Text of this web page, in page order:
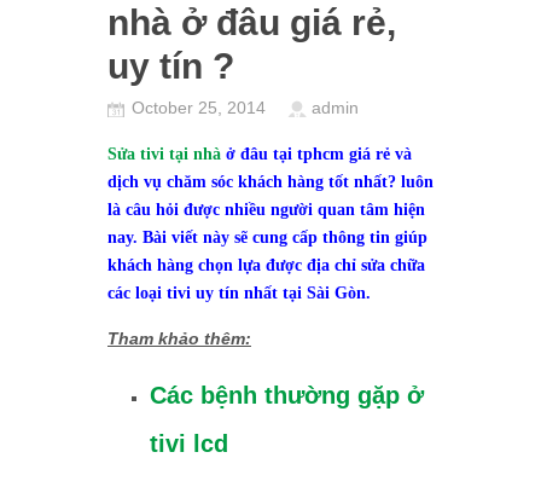
nhà ở đâu giá rẻ,
uy tín ?
October 25, 2014 admin
Sửa tivi tại nhà ở đâu tại tphcm giá rẻ và
dịch vụ chăm sóc khách hàng tốt nhất? luôn
là câu hỏi được nhiều người quan tâm hiện
nay. Bài viết này sẽ cung cấp thông tin giúp
khách hàng chọn lựa được địa chỉ sửa chữa
các loại tivi uy tín nhất tại Sài Gòn.
Tham khảo thêm:
Các bệnh thường gặp ở
tivi lcd